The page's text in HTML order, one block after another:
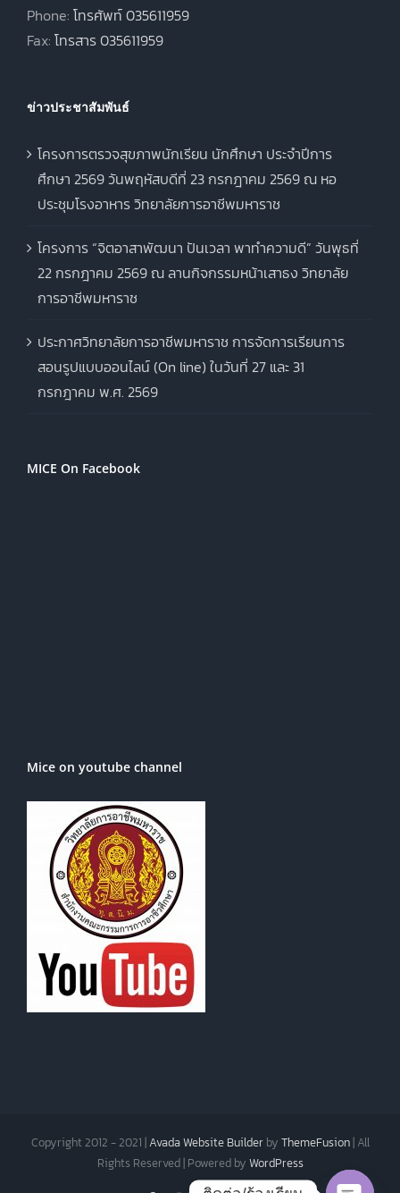
Phone: โทรศัพท์ 035611959
Fax: โทรสาร 035611959
ข่าวประชาสัมพันธ์
โครงการตรวจสุขภาพนักเรียน นักศึกษา ประจำปีการ
ศึกษา 2569 วันพฤหัสบดีที่ 23 กรกฎาคม 2569 ณ หอ
ประชุมโรงอาหาร วิทยาลัยการอาชีพมหาราช
โครงการ “จิตอาสาพัฒนา ปันเวลา พาทำความดี” วันพุธที่
22 กรกฎาคม 2569 ณ ลานกิจกรรมหน้าเสาธง วิทยาลัย
การอาชีพมหาราช
ประกาศวิทยาลัยการอาชีพมหาราช การจัดการเรียนการ
สอนรูปแบบออนไลน์ (On line) ในวันที่ 27 และ 31
กรกฎาคม พ.ศ. 2569
MICE On Facebook
Mice on youtube channel
Copyright 2012 - 2021 |Avada Website Builderby ThemeFusion| All
Rights Reserved | Powered by WordPress